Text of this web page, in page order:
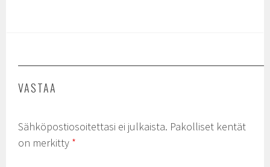
VASTAA
Sähköpostiosoitettasi ei julkaista. Pakolliset kentät
on merkitty *